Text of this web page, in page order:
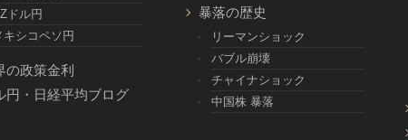
ドル円
キシコペソ円
の政策金利
円・日経平均ブログ
暴落の歴史
リーマンショック
バブル崩壊
チャイナショック
中国株 暴落